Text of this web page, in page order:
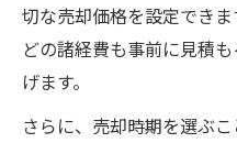
切な売却価格を設定でき
どの諸経費も事前に見積
げます。
さらに、売却時期を選ぶ